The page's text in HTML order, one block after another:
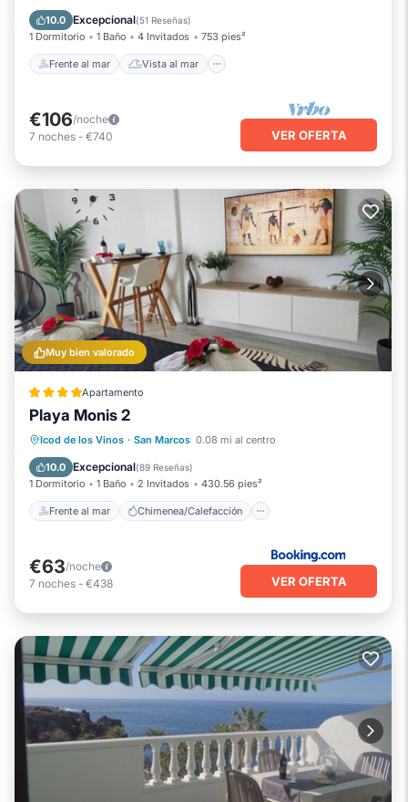
10.0 Excepcional(51 Reseñas)
1 Dormitorio 1 Baño 4 Invitados 753 pies²
Frente al mar Vista al mar
Balcón/Terraza
€106/noche
7 noches - €740 VER OFERTA
Muy bien valorado
Apartamento
Playa Monis 2
Icod de los Vinos · San Marcos 0.08 mi al centro
10.0 Excepcional(89 Reseñas)
1 Dormitorio 1 Baño 2 Invitados 430.56 pies²
Frente al mar Chimenea/Calefacción
Frente al mar
Chimenea/Calefacción
Vista al mar
Balcón/Terraza
€63/noche
7 noches - €438 VER OFERTA